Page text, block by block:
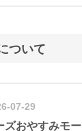
ついて
07-29
ズおやすみモ